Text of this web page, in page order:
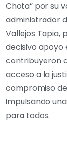
Chota” por su
administrador
Vallejos Tapia,
decisivo apoyo
contribuyeron
acceso a la
compromiso
impulsando
para todos.